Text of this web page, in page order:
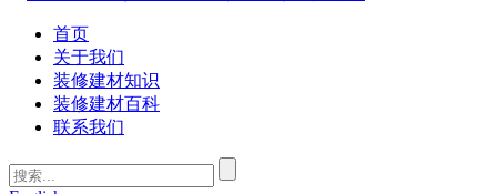
首页
关于我们
装修建材知识
装修建材百科
联系我们